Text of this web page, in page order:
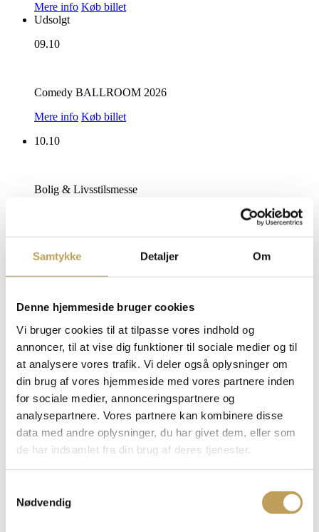
Samtykke Detaljer Om
Denne hjemmeside bruger cookies
Vi bruger cookies til at tilpasse vores indhold og
annoncer, til at vise dig funktioner til sociale medier og til
at analysere vores trafik. Vi deler også oplysninger om
din brug af vores hjemmeside med vores partnere inden
for sociale medier, annonceringspartnere og
analysepartnere. Vores partnere kan kombinere disse
data med andre oplysninger, du har givet dem, eller som
de har indsamlet fra din brug af deres tjenester.
Nødvendig
Mere info Køb billet
Udsolgt
09.10
Comedy BALLROOM 2026
Mere info Køb billet
10.10
Bolig & Livsstilsmesse
11.10
Mere info Køb billet
22.10
NENA LIVE
Køb billet
07.11
Mere info